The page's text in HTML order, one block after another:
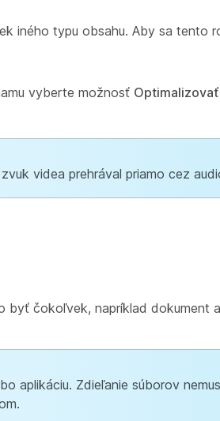
iného typu obsahu. Aby sa tento
vyberte možnosť
videa prehrával priamo cez
byť čokoľvek, napríklad dokument
aplikáciu. Zdieľanie súborov